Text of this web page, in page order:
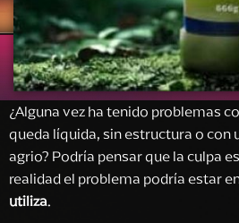
¿Alguna vez ha tenido problemas
queda líquida, sin estructura o con
agrio? Podría pensar que la culpa
realidad el problema podría estar
utiliza.